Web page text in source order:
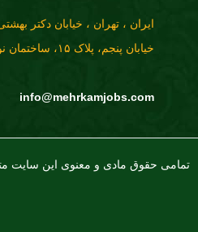
ایران ، تهران ، خیابان دکتر
خیابان پنجم، پلاک ۱۵، ساختمان نور ، واحد ۳
info@mehrkamjobs.com
تمامی حقوق مادی و معنوی این سایت